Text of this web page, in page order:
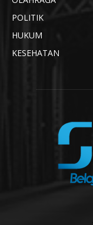
POLITIK
HUKUM
KESEHATAN